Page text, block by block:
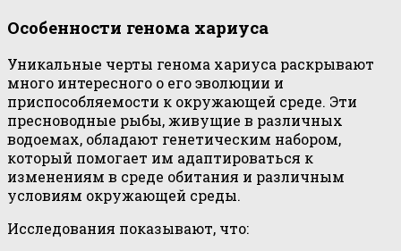
Особенности генома хариуса
Уникальные черты генома хариуса раскрывают
много интересного о его эволюции и
приспособляемости к окружающей среде. Эти
пресноводные рыбы, живущие в различных
водоемах, обладают генетическим набором,
который помогает им адаптироваться к
изменениям в среде обитания и различным
условиям окружающей среды.
Исследования показывают, что: